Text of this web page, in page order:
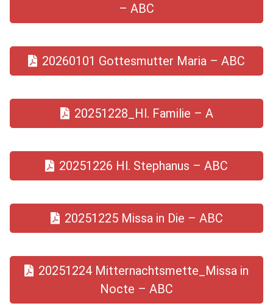
– ABC
20260101 Gottesmutter Maria – ABC
20251228_Hl. Familie – A
20251226 Hl. Stephanus – ABC
20251225 Missa in Die – ABC
20251224 Mitternachtsmette_Missa in
Nocte – ABC